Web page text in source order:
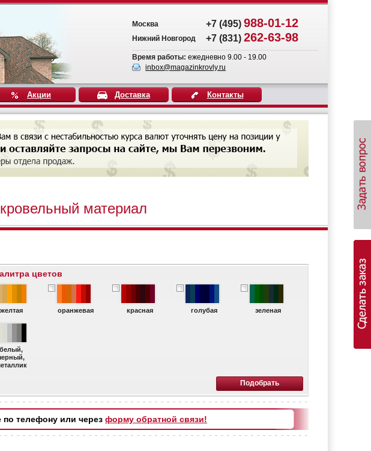
Москва +7 (495)988-01-12
Нижний Новгород +7 (831)262-63-98
Время работы: ежедневно 9.00 - 19.00
inbox@magazinkrovly.ru
Акции Доставка Контакты
материал
цветов
желтая оранжевая красная голубая зеленая
белый,
по телефону или через форму обратной связи!